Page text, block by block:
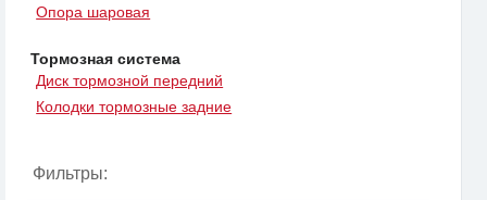
Опора шаровая
Тормозная система
Диск тормозной передний
Колодки тормозные задние
Фильтры: